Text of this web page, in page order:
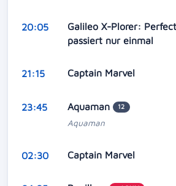
20:05
Galileo X-Plorer:
passiert nur einmal
21:15 Captain Marvel
23:45 Aquaman 12
Aquaman
02:30 Captain Marvel